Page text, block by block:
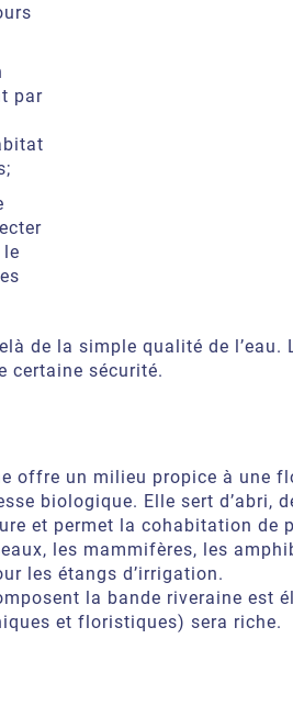
par
le
de la simple qualité de l’eau.
certaine sécurité.
offre un milieu propice à une
biologique. Elle sert d’abri,
et permet la cohabitation de
les mammifères, les
les étangs d’irrigation.
la bande riveraine est
et floristiques) sera riche.